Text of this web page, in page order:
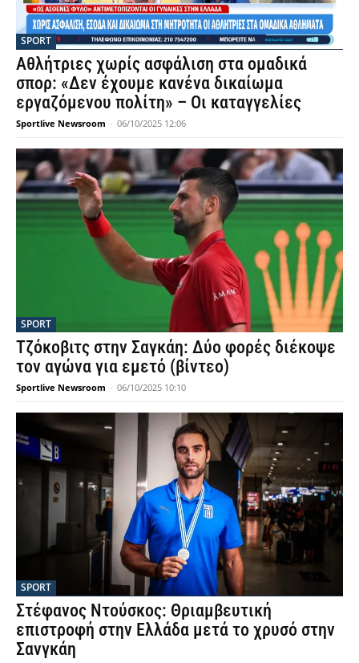
SPORT
Αθλήτριες χωρίς ασφάλιση στα ομαδικά
σπορ: «Δεν έχουμε κανένα δικαίωμα
εργαζόμενου πολίτη» – Οι καταγγελίες
Sportlive Newsroom - 06/10/2025 12:06
SPORT
Τζόκοβιτς στην Σαγκάη: Δύο φορές διέκοψε
τον αγώνα για εμετό (βίντεο)
Sportlive Newsroom - 06/10/2025 10:10
SPORT
Στέφανος Ντούσκος: Θριαμβευτική
επιστροφή στην Ελλάδα μετά το χρυσό στην
Σανγκάη